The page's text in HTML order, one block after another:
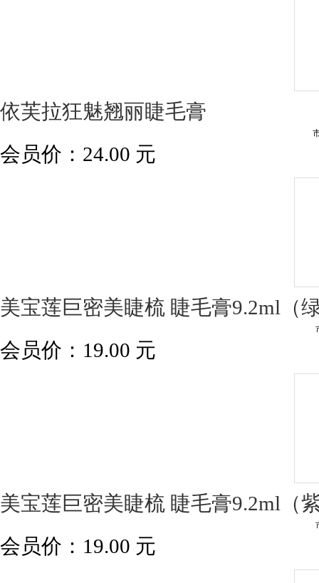
依芙拉狂魅翘丽睫毛膏
会员价： 24.00 元
美宝莲巨密美睫梳 睫毛膏9.2ml（
会员价： 19.00 元
美宝莲巨密美睫梳 睫毛膏9.2ml（
会员价： 19.00 元